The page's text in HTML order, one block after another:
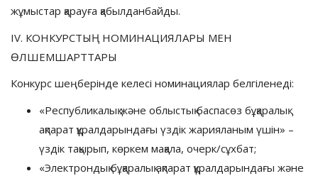
жұмыстар қарауға қабылданбайды.
IV. КОНКУРСТЫҢ НОМИНАЦИЯЛАРЫ МЕН
ӨЛШЕМШАРТТАРЫ
Конкурс шеңберінде келесі номинациялар белгіленеді:
«Республикалық және облыстық баспасөз бұқаралық
ақпарат құралдарындағы үздік жарияланым үшін» –
үздік тақырып, көркем мақала, очерк/сұхбат;
«Электрондық бұқаралық ақпарат құралдарындағы және